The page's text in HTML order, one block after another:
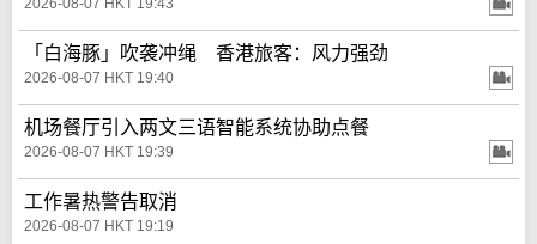
「白海豚」吹袭冲绳 香港旅客：风力强劲
2026-08-07 HKT 19:40
机场餐厅引入两文三语智能系统协助点餐
2026-08-07 HKT 19:39
工作暑热警告取消
2026-08-07 HKT 19:19